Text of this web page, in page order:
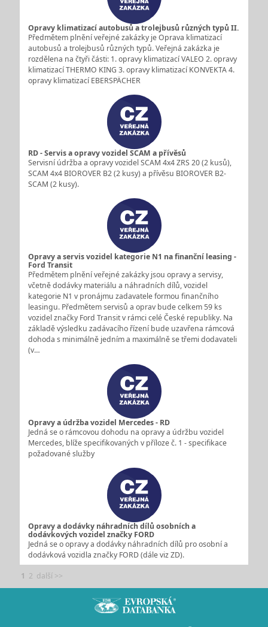
Opravy klimatizací autobusů a trolejbusů různých typů II.
Předmětem plnění veřejné zakázky je Oprava klimatizací
autobusů a trolejbusů různých typů. Veřejná zakázka je
rozdělena na čtyři části: 1. opravy klimatizací VALEO 2. opravy
klimatizací THERMO KING 3. opravy klimatizací KONVEKTA 4.
opravy klimatizací EBERSPÄCHER
RD - Servis a opravy vozidel SCAM a přívěsů
Servisní údržba a opravy vozidel SCAM 4x4 ZRS 20 (2 kusů),
SCAM 4x4 BIOROVER B2 (2 kusy) a přívěsu BIOROVER B2-
SCAM (2 kusy).
Opravy a servis vozidel kategorie N1 na finanční leasing -
Ford Transit
Předmětem plnění veřejné zakázky jsou opravy a servisy,
včetně dodávky materiálu a náhradních dílů, vozidel
kategorie N1 v pronájmu zadavatele formou finančního
leasingu. Předmětem servisů a oprav bude celkem 59 ks
vozidel značky Ford Transit v rámci celé České republiky. Na
základě výsledku zadávacího řízení bude uzavřena rámcová
dohoda s minimálně jedním a maximálně se třemi dodavateli
(v…
Opravy a údržba vozidel Mercedes - RD
Jedná se o rámcovou dohodu na opravy a údržbu vozidel
Mercedes, blíže specifikovaných v příloze č. 1 - specifikace
požadované služby
Opravy a dodávky náhradních dílů osobních a
dodávkových vozidel značky FORD
Jedná se o opravy a dodávky náhradních dílů pro osobní a
dodávková vozidla značky FORD (dále viz ZD).
1 2 další >>